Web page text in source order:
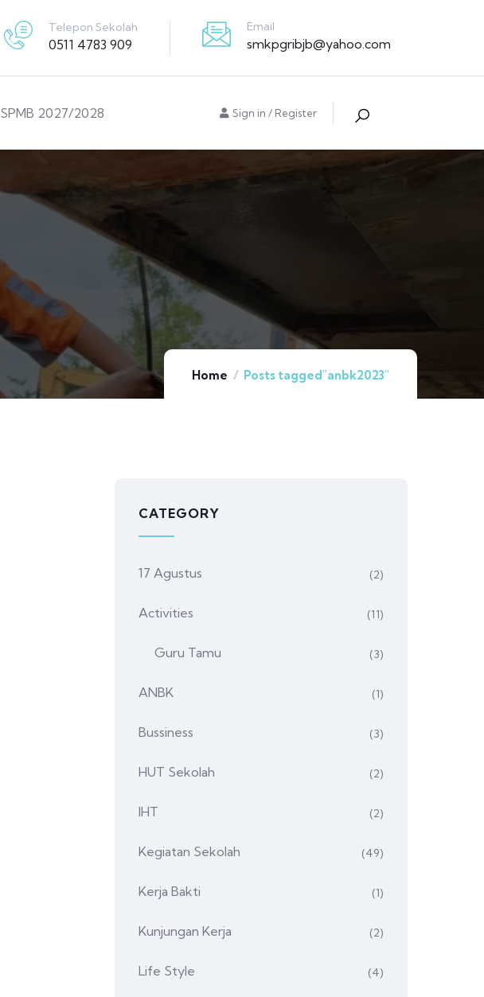
Telepon Sekolah
0511 4783 909
Email
smkpgribjb@yahoo.com
SPMB 2027/2028 Sign in / Register
Home Posts tagged"anbk2023"
CATEGORY
17 Agustus (2)
Activities (11)
Guru Tamu (3)
ANBK (1)
Bussiness (3)
HUT Sekolah (2)
IHT (2)
Kegiatan Sekolah (49)
Kerja Bakti (1)
Kunjungan Kerja (2)
Life Style (4)